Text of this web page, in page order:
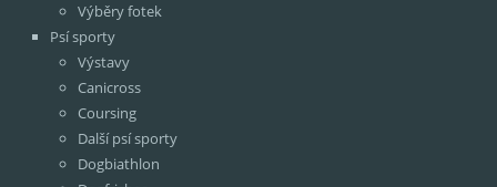
Výběry fotek
Psí sporty
Výstavy
Canicross
Coursing
Další psí sporty
Dogbiathlon